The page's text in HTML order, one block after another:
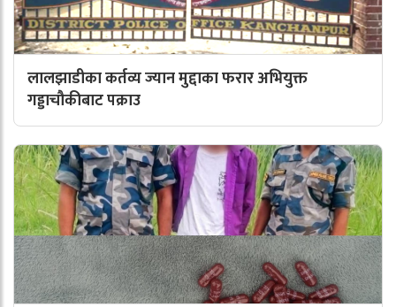
लालझाडीका कर्तव्य ज्यान मुद्दाका फरार अभियुक्त
गड्डाचौकीबाट पक्राउ